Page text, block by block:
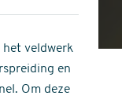
het veldwerk
en
Om deze